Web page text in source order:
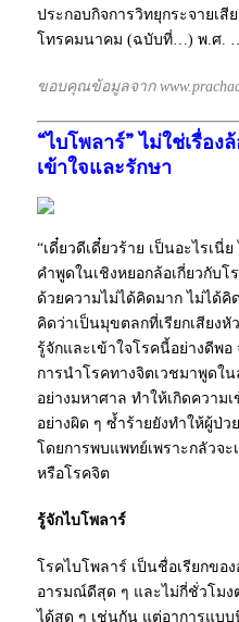
ประกอบกิจการวิทยุกระจายเสี
โทรคมนาคม (ฉบับที่…) พ.ศ.
ขอบคุณข้อมูลจาก
“ไบโพลาร์” ไม่ใช่เรื่อ
เข้าใจและรักษา
“เดี๋ยวดีเดี๋ยวร้าย เป็นอะไรเนี่
คำพูดในเชิงหยอกล้อเกี่ยวกับ
ด้วยความไม่ได้คิดมาก ไม่ได้คิ
คิดว่าเป็นมุขตลกที่เรียกเสียงหั
รู้จักและเข้าใจโรคนี้อย่างดีพอ
การนำโรคทางจิตเวชมาพูดใ
อย่างมหาศาล ทำให้เกิดความ
อย่างผิด ๆ ซ้ำร้ายยังทำให้ผู้ป่
โดยการพบแพทย์เพราะกลัวจ
หรือโรคจิต
รู้จักไบโพลาร์
โรคไบโพลาร์ เป็นชื่อเรียกขอ
อารมณ์ดีสุด ๆ และไม่กี่ชั่วโมง
ได้สุด ๆ เช่นกัน แต่อาการแบบ